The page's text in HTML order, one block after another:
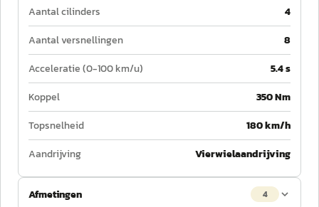
Aantal cilinders
4
Aantal versnellingen
8
Acceleratie (0-100 km/u)
5.4 s
Koppel
350 Nm
Topsnelheid
180 km/h
Aandrijving
Vierwielaandrijving
Afmetingen 4